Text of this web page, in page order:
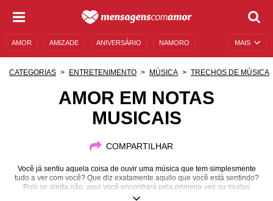
MAIS
AMOR AMIZADE ANIVERSÁRIO NAMORO
MENSAGENS DE ANIVERSÁRIO
CATEGORIAS ENTRETENIMENTO MÚSICA TRECHOS DE MÚSICA
AMOR EM NOTAS
MUSICAIS
COMPARTILHAR
Você já sentiu aquela coisa de ouvir uma música que tem simplesmente
tudo a ver com você? Que diz exatamente aquilo que você está sentindo?
Pois se ainda não, aqui você encontrará pela primeira vez ou muitas
outras mais! Dá uma olhada!